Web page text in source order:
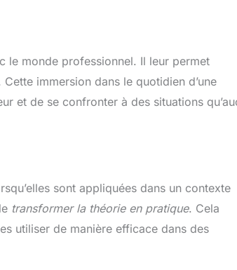
le monde professionnel. Il leur permet
immersion dans le quotidien d’une
et de se confronter à des situations
sont appliquées dans un contexte
transformer la théorie en pratique. Cela
utiliser de manière efficace dans des